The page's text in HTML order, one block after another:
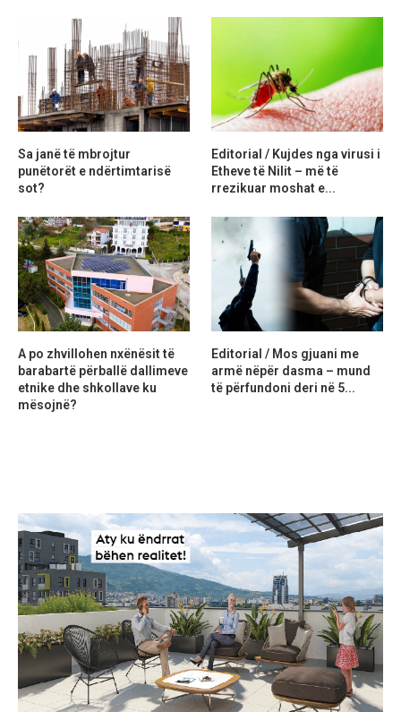
Sa janë të mbrojtur
punëtorët e ndërtimtarisë
sot?
Editorial / Kujdes nga virusi i
Etheve të Nilit – më të
rrezikuar moshat e...
A po zhvillohen nxënësit të
barabartë përballë dallimeve
etnike dhe shkollave ku
mësojnë?
Editorial / Mos gjuani me
armë nëpër dasma – mund
të përfundoni deri në 5...